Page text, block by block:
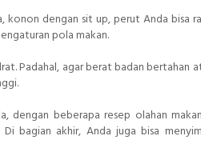
dengan sit up, perut Anda bisa
pola makan.
Padahal, agar berat badan bertahan
dengan beberapa resep olahan
bagian akhir, Anda juga bisa